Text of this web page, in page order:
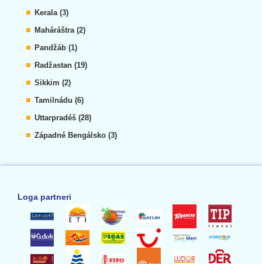
Kerala (3)
Maháráštra (2)
Pandžáb (1)
Radžastan (19)
Sikkim (2)
Tamilnádu (6)
Uttarpradéš (28)
Západné Bengálsko (3)
Loga partneri